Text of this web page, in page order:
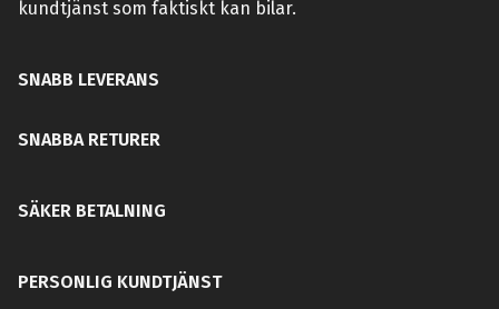
kundtjänst som faktiskt kan bilar.
SNABB LEVERANS
SNABBA RETURER
SÄKER BETALNING
PERSONLIG KUNDTJÄNST